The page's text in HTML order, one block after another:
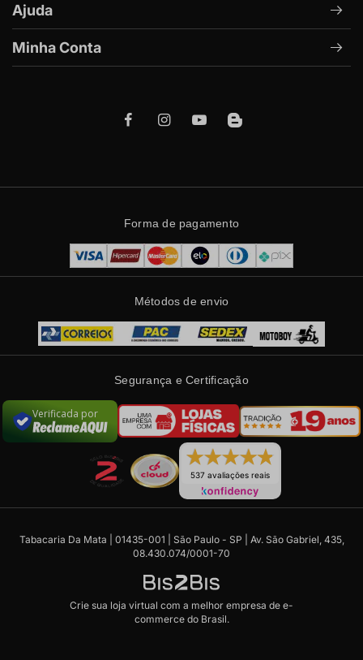
Ajuda
Minha Conta
Forma de pagamento
Métodos de envio
Segurança e Certificação
Verificada por
537 avaliações reais
Tabacaria Da Mata | 01435-001 | São Paulo - SP | Av. São Gabriel, 435,
08.430.074/0001-70
Crie sua loja virtual com a melhor empresa de e-
commerce do Brasil.